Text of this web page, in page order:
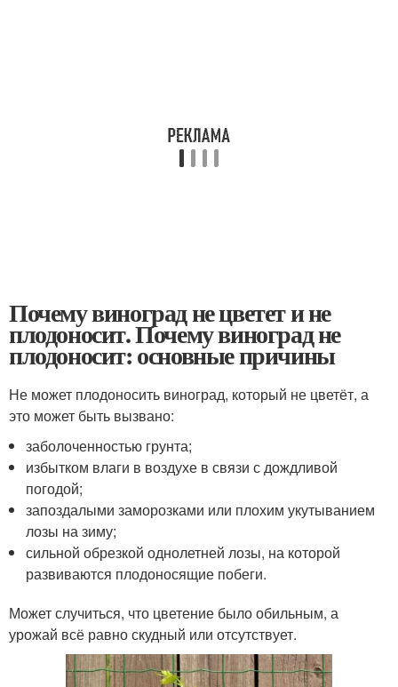
Почему виноград не цветет и не
плодоносит. Почему виноград не
плодоносит: основные причины
Не может плодоносить виноград, который не цветёт, а
это может быть вызвано:
заболоченностью грунта;
избытком влаги в воздухе в связи с дождливой
погодой;
запоздалыми заморозками или плохим укутыванием
лозы на зиму;
сильной обрезкой однолетней лозы, на которой
развиваются плодоносящие побеги.
Может случиться, что цветение было обильным, а
урожай всё равно скудный или отсутствует.